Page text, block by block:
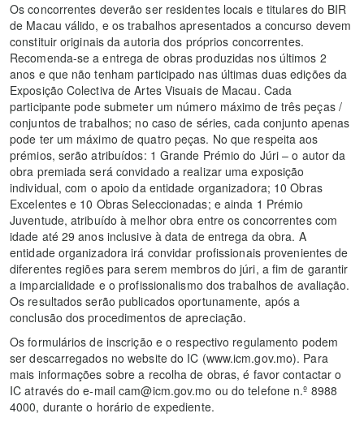
Os concorrentes deverão ser residentes locais e titulares do BIR
de Macau válido, e os trabalhos apresentados a concurso devem
constituir originais da autoria dos próprios concorrentes.
Recomenda-se a entrega de obras produzidas nos últimos 2
anos e que não tenham participado nas últimas duas edições da
Exposição Colectiva de Artes Visuais de Macau. Cada
participante pode submeter um número máximo de três peças /
conjuntos de trabalhos; no caso de séries, cada conjunto apenas
pode ter um máximo de quatro peças. No que respeita aos
prémios, serão atribuídos: 1 Grande Prémio do Júri – o autor da
obra premiada será convidado a realizar uma exposição
individual, com o apoio da entidade organizadora; 10 Obras
Excelentes e 10 Obras Seleccionadas; e ainda 1 Prémio
Juventude, atribuído à melhor obra entre os concorrentes com
idade até 29 anos inclusive à data de entrega da obra. A
entidade organizadora irá convidar profissionais provenientes de
diferentes regiões para serem membros do júri, a fim de garantir
a imparcialidade e o profissionalismo dos trabalhos de avaliação.
Os resultados serão publicados oportunamente, após a
conclusão dos procedimentos de apreciação.
Os formulários de inscrição e o respectivo regulamento podem
ser descarregados no website do IC (www.icm.gov.mo). Para
mais informações sobre a recolha de obras, é favor contactar o
IC através do e-mail cam@icm.gov.mo ou do telefone n.º 8988
4000, durante o horário de expediente.